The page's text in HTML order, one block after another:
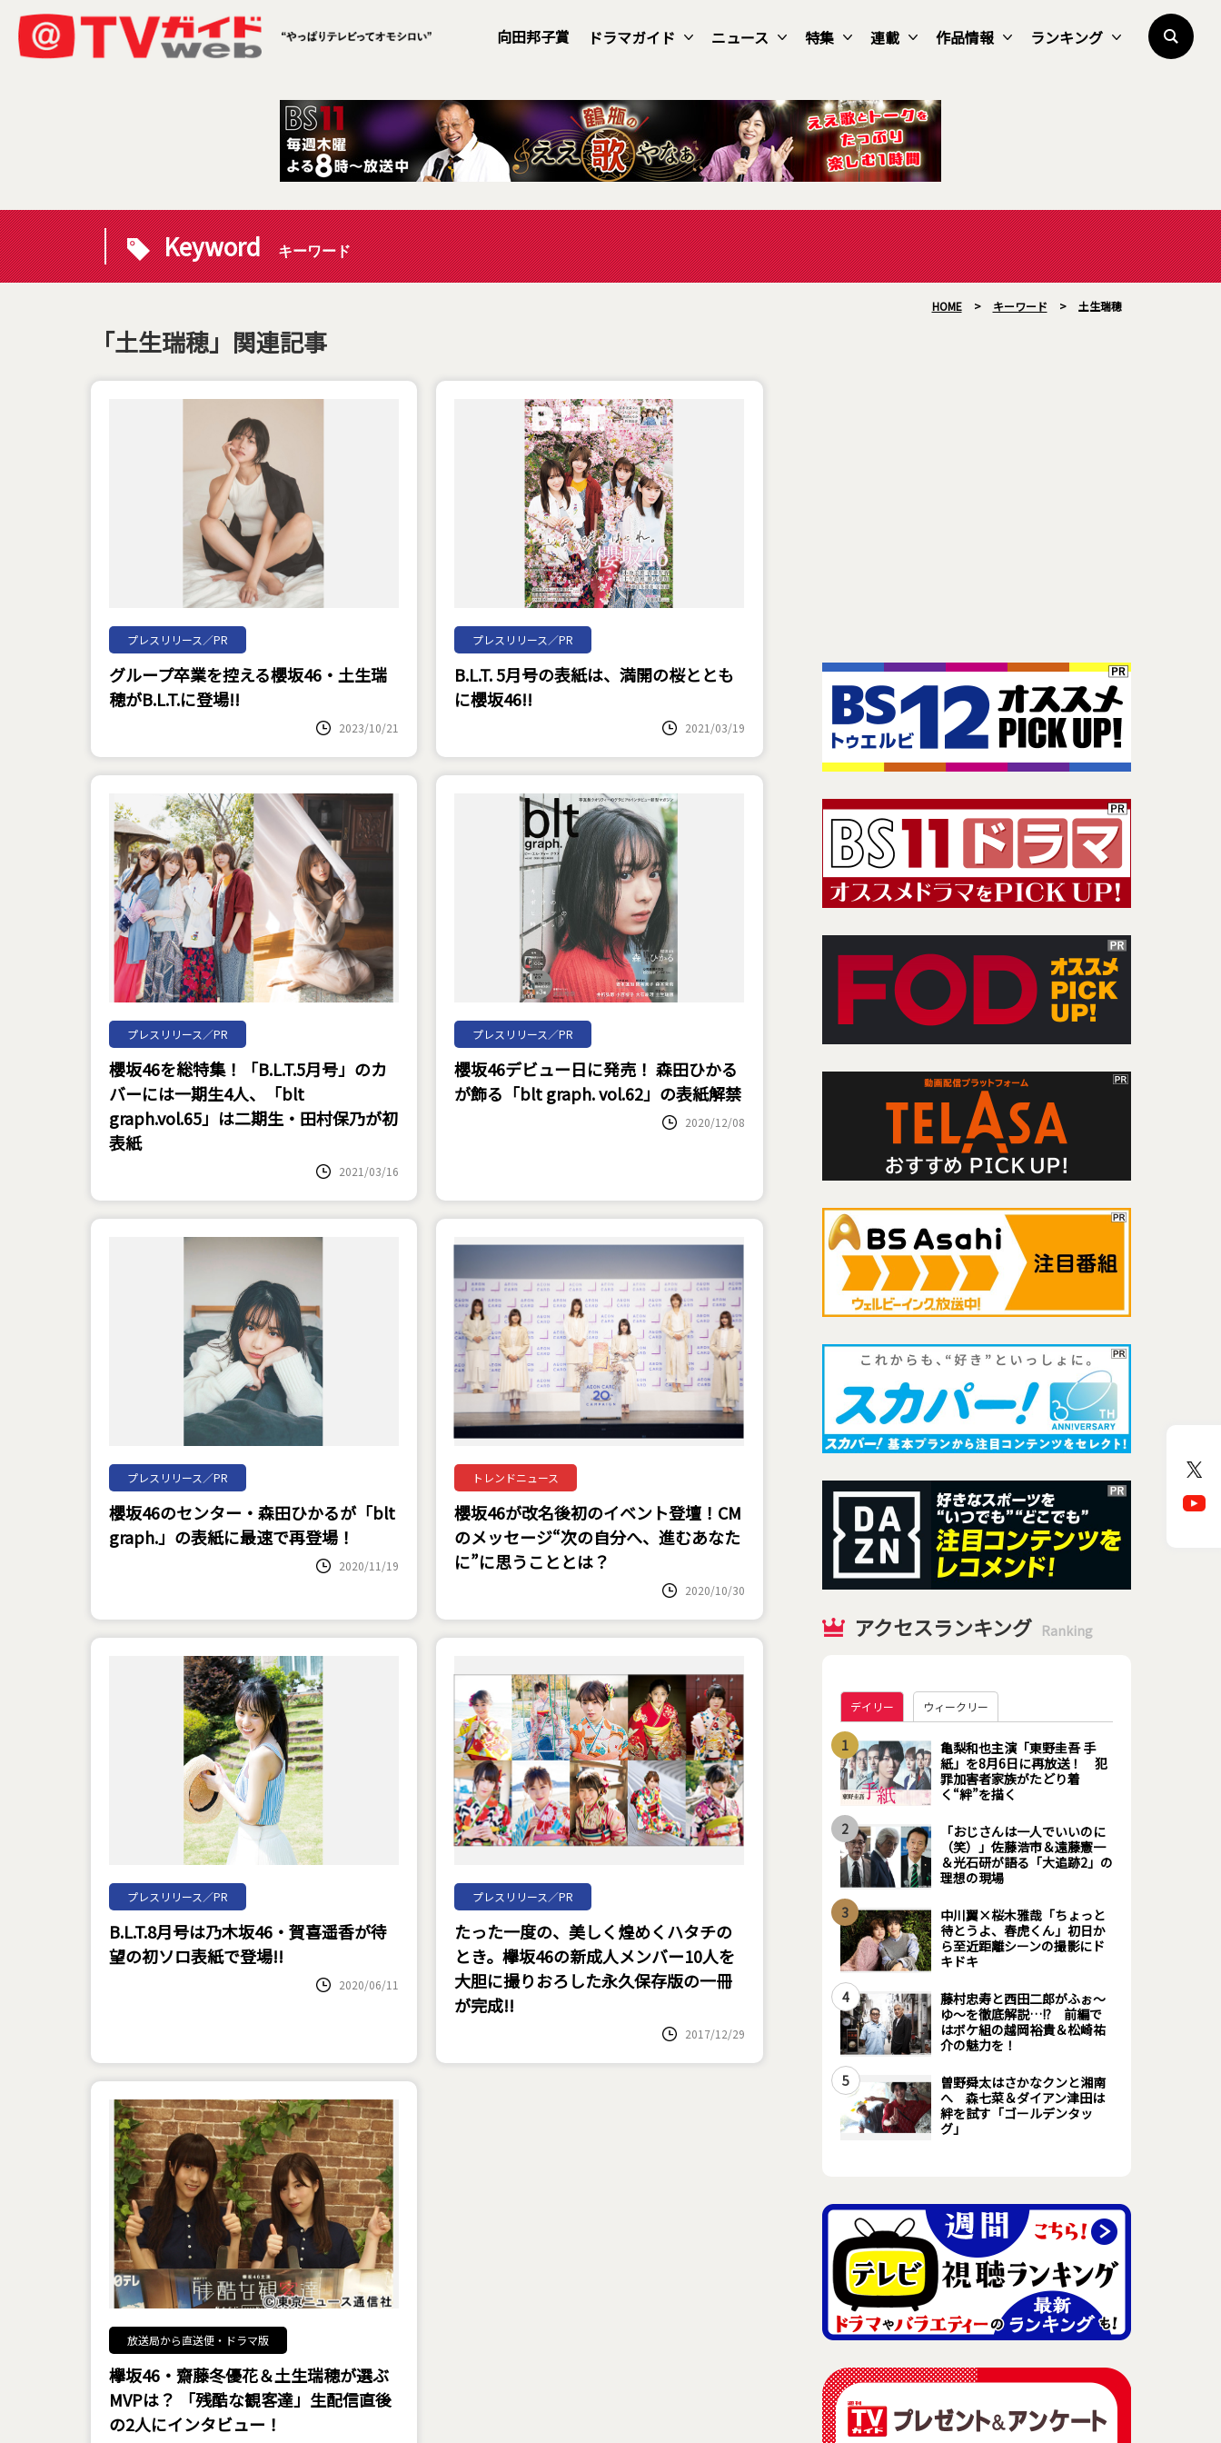
向田邦子賞 ドラマガイド ニュース 特集 連載 作品情報 ランキング
Keyword キーワード
HOME > キーワード > 土生瑞穂
「土生瑞穂」関連記事
プレスリリース／PR
グループ卒業を控える櫻坂46・土生瑞
穂がB.L.T.に登場!!
2023/10/21
プレスリリース／PR
B.L.T. 5月号の表紙は、満開の桜ととも
に櫻坂46!!
2021/03/19
プレスリリース／PR
櫻坂46を総特集！「B.L.T.5月号」のカ
バーには一期生4人、「blt
graph.vol.65」は二期生・田村保乃が初
表紙
2021/03/16
プレスリリース／PR
櫻坂46デビュー日に発売！ 森田ひかる
が飾る「blt graph. vol.62」の表紙解禁
2020/12/08
プレスリリース／PR
櫻坂46のセンター・森田ひかるが「blt
graph.」の表紙に最速で再登場！
2020/11/19
トレンドニュース
櫻坂46が改名後初のイベント登壇！CM
のメッセージ“次の自分へ、進むあなた
に”に思うこととは？
2020/10/30
プレスリリース／PR
B.L.T.8月号は乃木坂46・賀喜遥香が待
望の初ソロ表紙で登場!!
2020/06/11
プレスリリース／PR
たった一度の、美しく煌めくハタチの
とき。欅坂46の新成人メンバー10人を
大胆に撮りおろした永久保存版の一冊
が完成!!
2017/12/29
放送局から直送便・ドラマ版
欅坂46・齋藤冬優花＆土生瑞穂が選ぶ
MVPは？ 「残酷な観客達」生配信直後
の2人にインタビュー！
アクセスランキング Ranking
デイリー ウィークリー
1
亀梨和也主演「東野圭吾 手
紙」を8月6日に再放送！ 犯
罪加害者家族がたどり着
く“絆”を描く
2
「おじさんは一人でいいのに
（笑）」佐藤浩市＆遠藤憲一
＆光石研が語る「大追跡2」の
理想の現場
3
中川翼×桜木雅哉「ちょっと
待とうよ、春虎くん」初日か
ら至近距離シーンの撮影にド
キドキ
4
藤村忠寿と西田二郎がふぉ～
ゆ～を徹底解説…!? 前編で
はボケ組の越岡裕貴＆松崎祐
介の魅力を！
5
曽野舜太はさかなクンと湘南
へ 森七菜＆ダイアン津田は
絆を試す「ゴールデンタッ
グ」